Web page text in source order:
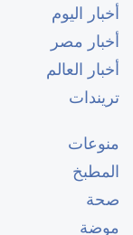
أخبار اليوم
أخبار مصر
أخبار العالم
تريندات
منوعات
المطبخ
صحة
موضة